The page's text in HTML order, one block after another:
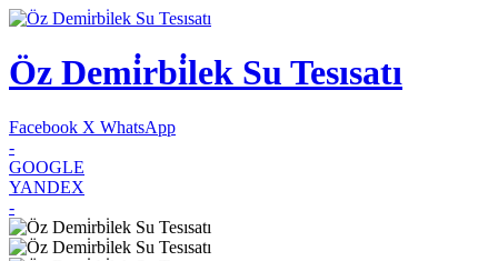
Öz Demi̇rbi̇lek Su Tesısatı
Facebook X WhatsApp
-
GOOGLE
YANDEX
-